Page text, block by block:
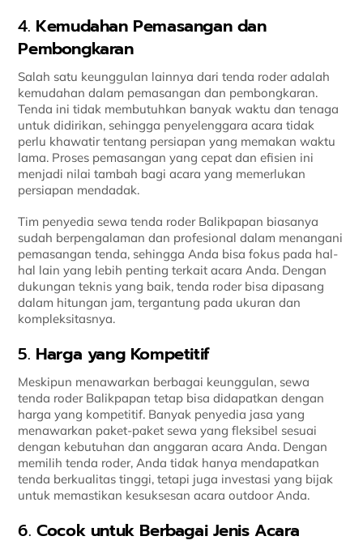
4. Kemudahan Pemasangan dan
Pembongkaran
Salah satu keunggulan lainnya dari tenda roder adalah
kemudahan dalam pemasangan dan pembongkaran.
Tenda ini tidak membutuhkan banyak waktu dan tenaga
untuk didirikan, sehingga penyelenggara acara tidak
perlu khawatir tentang persiapan yang memakan waktu
lama. Proses pemasangan yang cepat dan efisien ini
menjadi nilai tambah bagi acara yang memerlukan
persiapan mendadak.
Tim penyedia sewa tenda roder Balikpapan biasanya
sudah berpengalaman dan profesional dalam menangani
pemasangan tenda, sehingga Anda bisa fokus pada hal-
hal lain yang lebih penting terkait acara Anda. Dengan
dukungan teknis yang baik, tenda roder bisa dipasang
dalam hitungan jam, tergantung pada ukuran dan
kompleksitasnya.
5. Harga yang Kompetitif
Meskipun menawarkan berbagai keunggulan, sewa
tenda roder Balikpapan tetap bisa didapatkan dengan
harga yang kompetitif. Banyak penyedia jasa yang
menawarkan paket-paket sewa yang fleksibel sesuai
dengan kebutuhan dan anggaran acara Anda. Dengan
memilih tenda roder, Anda tidak hanya mendapatkan
tenda berkualitas tinggi, tetapi juga investasi yang bijak
untuk memastikan kesuksesan acara outdoor Anda.
6.Cocok untuk Berbagai Jenis Acara